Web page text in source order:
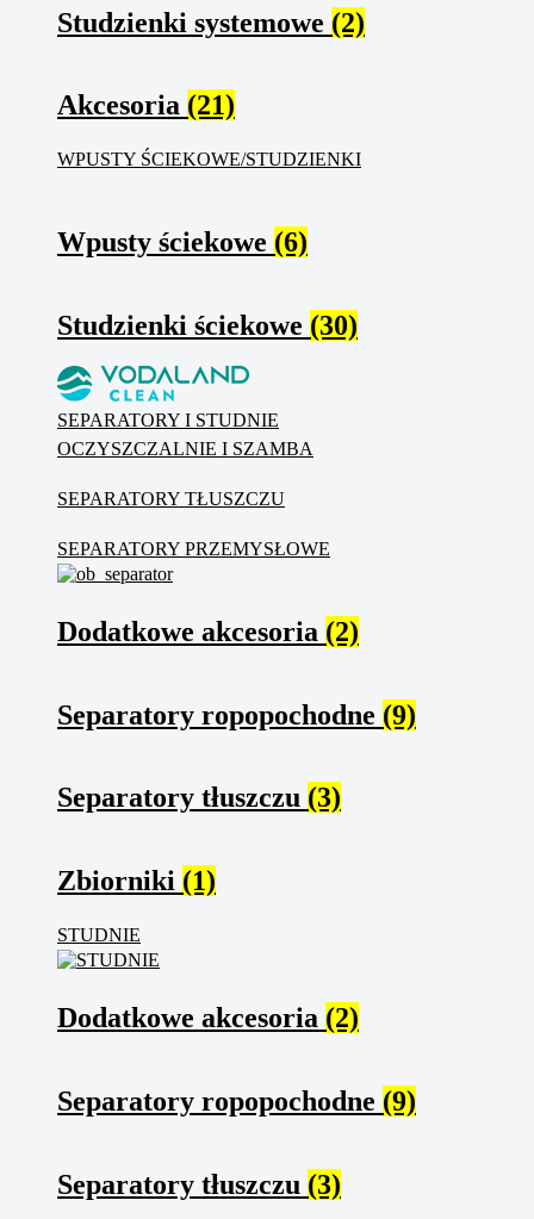
Studzienki systemowe (2)
Akcesoria (21)
WPUSTY ŚCIEKOWE/STUDZIENKI
Wpusty ściekowe (6)
Studzienki ściekowe (30)
SEPARATORY I STUDNIE
OCZYSZCZALNIE I SZAMBA
SEPARATORY TŁUSZCZU
SEPARATORY PRZEMYSŁOWE
Dodatkowe akcesoria (2)
Separatory ropopochodne (9)
Separatory tłuszczu (3)
Zbiorniki (1)
STUDNIE
Dodatkowe akcesoria (2)
Separatory ropopochodne (9)
Separatory tłuszczu (3)